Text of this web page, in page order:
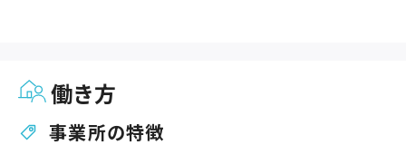
働き方
事業所の特徴